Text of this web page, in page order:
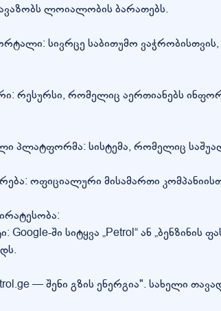
ლოიალობის ბარათებს.
სივრცე საბითუმო
რესურსი, რომელიც აერთიანებს
პლატფორმა: სისტემა, რომელიც
ოფიციალური მისამართი
ში სიტყვა „Petrol“ ან „ბენზინის
— შენი გზის ენერგია". სახელი